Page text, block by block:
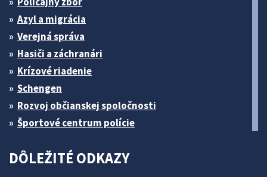
Azyl a migrácia
Verejná správa
Hasiči a záchranári
Krízové riadenie
Schengen
Rozvoj občianskej spoločnosti
Športové centrum polície
DÔLEŽITÉ ODKAZY